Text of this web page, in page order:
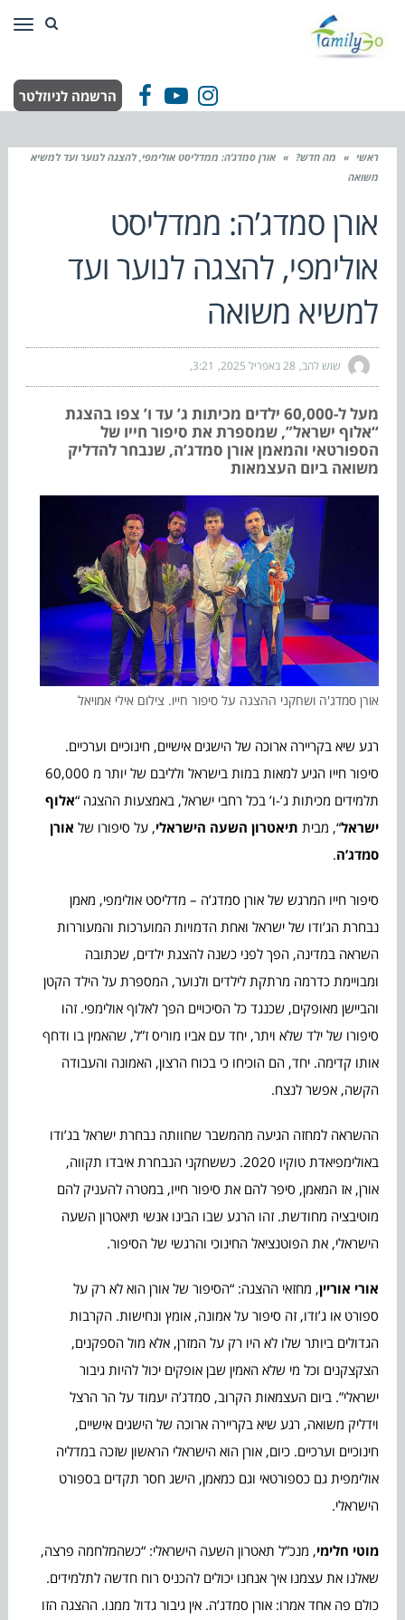
Facebook
YouTube
Instagram הרשמה לניוזלטר
ראשי » מה חדש? » אורן סמדג’ה: ממדליסט אולימפי, להצגה לנוער ועד למשיא
משואה
אורן סמדג’ה: ממדליסט
אולימפי, להצגה לנוער ועד
למשיא משואה
שוש להב 28 באפריל 2025 3:21
מעל ל-60,000 ילדים מכיתות ג’ עד ו’ צפו בהצגת
“אלוף ישראל”, שמספרת את סיפור חייו של
הספורטאי והמאמן אורן סמדג’ה, שנבחר להדליק
משואה ביום העצמאות
אורן סמדג'ה ושחקני ההצגה על סיפור חייו. צילום אילי אמויאל
רגע שיא בקריירה ארוכה של הישגים אישיים, חינוכיים וערכיים.
סיפור חייו הגיע למאות במות בישראל ולליבם של יותר מ 60,000
תלמידים מכיתות ג’-ו’ בכל רחבי ישראל, באמצעות ההצגה “אלוף
ישראל“, מבית תיאטרון השעה הישראלי, על סיפורו של אורן
סמדג’ה.
סיפור חייו המרגש של אורן סמדג’ה – מדליסט אולימפי, מאמן
נבחרת הג’ודו של ישראל ואחת הדמויות המוערכות והמעוררות
השראה במדינה, הפך לפני כשנה להצגת ילדים, שכתובה
ומבויימת כדרמה מרתקת לילדים ולנוער, המספרת על הילד הקטן
והביישן מאופקים, שכנגד כל הסיכויים הפך לאלוף אולימפי. זהו
סיפורו של ילד שלא ויתר, יחד עם אביו מוריס ז”ל, שהאמין בו ודחף
אותו קדימה. יחד, הם הוכיחו כי בכוח הרצון, האמונה והעבודה
הקשה, אפשר לנצח.
ההשראה למחזה הגיעה מהמשבר שחוותה נבחרת ישראל בג’ודו
באולימפיאדת טוקיו 2020. כששחקני הנבחרת איבדו תקווה,
אורן, אז המאמן, סיפר להם את סיפור חייו, במטרה להעניק להם
מוטיבציה מחודשת. זהו הרגע שבו הבינו אנשי תיאטרון השעה
הישראלי, את הפוטנציאל החינוכי והרגשי של הסיפור.
אורי אוריין, מחזאי ההצגה: “הסיפור של אורן הוא לא רק על
ספורט או ג’ודו, זה סיפור על אמונה, אומץ ונחישות. הקרבות
הגדולים ביותר שלו לא היו רק על המזרן, אלא מול הספקנים,
הצקצקנים וכל מי שלא האמין שבן אופקים יכול להיות גיבור
ישראלי”. ביום העצמאות הקרוב, סמדג’ה יעמוד על הר הרצל
וידליק משואה, רגע שיא בקריירה ארוכה של הישגים אישיים,
חינוכיים וערכיים. כיום, אורן הוא הישראלי הראשון שזכה במדליה
אולימפית גם כספורטאי וגם כמאמן, הישג חסר תקדים בספורט
הישראלי.
מוטי חלימי, מנכ”ל תאטרון השעה הישראלי: “כשהמלחמה פרצה,
שאלנו את עצמנו איך אנחנו יכולים להכניס רוח חדשה לתלמידים.
כולם פה אחד אמרו: אורן סמדג’ה. אין גיבור גדול ממנו. ההצגה הזו